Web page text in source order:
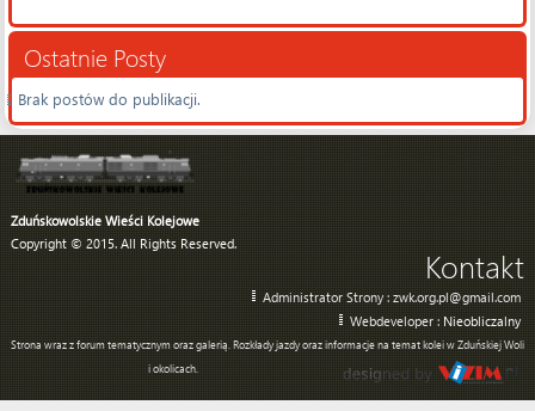
Ostatnie Posty
Brak postów do publikacji.
Zduńskowolskie Wieści Kolejowe
Copyright © 2015. All Rights Reserved.
Kontakt
Administrator Strony : zwk.org.pl@gmail.com
Webdeveloper : Nieobliczalny
Strona wraz z forum tematycznym oraz galerią. Rozkłady jazdy oraz informacje na temat kolei w Zduńskiej Woli
i okolicach.